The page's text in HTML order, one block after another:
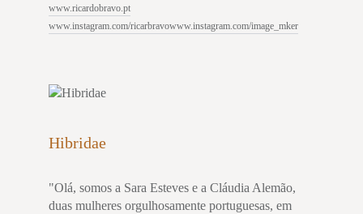
www.ricardobravo.pt
www.instagram.com/ricarbravowww.instagram.com/image_mker
Hibridae
"Olá, somos a Sara Esteves e a Cláudia Alemão,
duas mulheres orgulhosamente portuguesas, em